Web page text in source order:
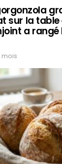
sur la
a rangé
mois